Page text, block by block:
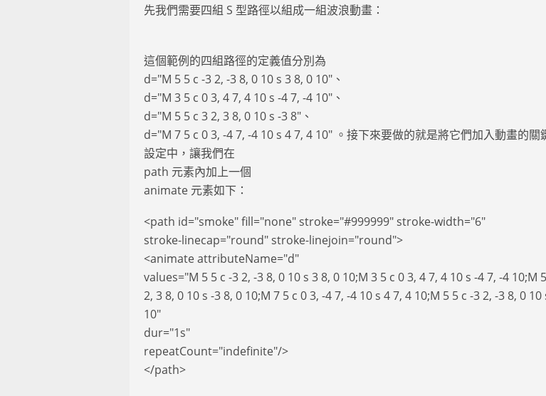
先我們需要四組 S 型路徑以組成一組波浪動畫：
這個範例的四組路徑的定義值分別為
d="M 5 5 c -3 2, -3 8, 0 10 s 3 8, 0 10"、
d="M 3 5 c 0 3, 4 7, 4 10 s -4 7, -4 10"、
d="M 5 5 c 3 2, 3 8, 0 10 s -3 8"、
d="M 7 5 c 0 3, -4 7, -4 10 s 4 7, 4 10" 。接下來要做的就是將它們加入動畫的關
設定中，讓我們在
path 元素內加上一個
animate 元素如下：
<path id="smoke" fill="none" stroke="#999999" stroke-width="6"
stroke-linecap="round" stroke-linejoin="round">
<animate attributeName="d"
values="M 5 5 c -3 2, -3 8, 0 10 s 3 8, 0 10;M 3 5 c 0 3, 4 7, 4 10 s -4 7, -4 10;M
2, 3 8, 0 10 s -3 8, 0 10;M 7 5 c 0 3, -4 7, -4 10 s 4 7, 4 10;M 5 5 c -3 2, -3 8, 0 10
10"
dur="1s"
repeatCount="indefinite"/>
</path>